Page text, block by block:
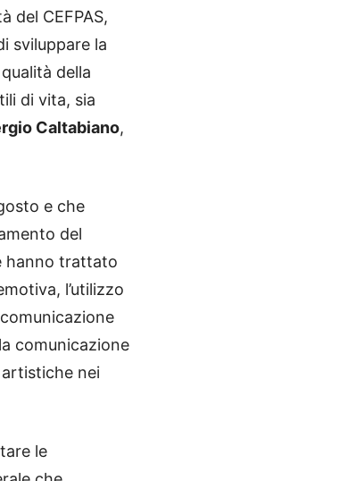
del CEFPAS,
sviluppare la
della
di vita, sia
Caltabiano,
e che
del
hanno trattato
l’utilizzo
comunicazione
nei
le